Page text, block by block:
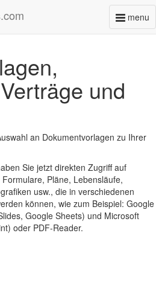
menu
und
an Dokumentvorlagen zu Ihrer
Sie jetzt direkten Zugriff auf
Pläne, Lebensläufe,
usw., die in verschiedenen
können, wie zum Beispiel: Google
Google Sheets) und Microsoft
oder PDF-Reader.